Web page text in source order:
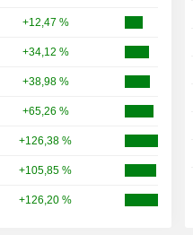
+12,47 %
+34,12 %
+38,98 %
+65,26 %
+126,38 %
+105,85 %
+126,20 %